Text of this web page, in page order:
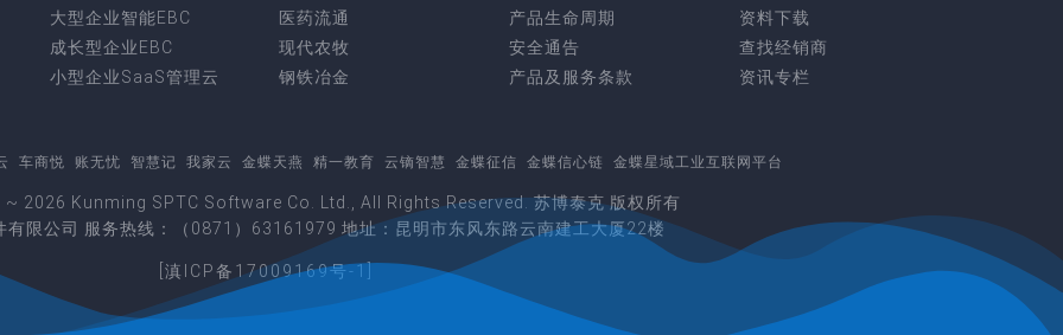
大型企业智能EBC
成长型企业EBC
小型企业SaaS管理云
医药流通
现代农牧
钢铁冶金
产品生命周期
安全通告
产品及服务条款
资料下载
查找经销商
资讯专栏
车商悦 账无忧 智慧记 我家云 金蝶天燕 精一教育 云镝智慧 金蝶征信 金蝶信心链 金蝶星域工业互联网平台
2026 Kunming SPTC Software Co. Ltd., All Rights Reserved. 苏博泰克 版权所有
有限公司 服务热线：（0871）63161979 地址：昆明市东风东路云南建工大厦22楼
[滇ICP备17009169号-1]